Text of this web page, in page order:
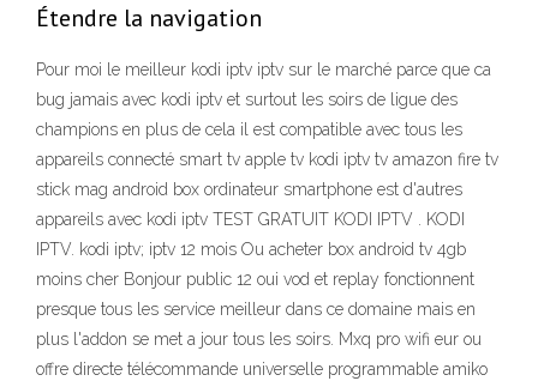
Étendre la navigation
Pour moi le meilleur kodi iptv iptv sur le marché parce que ca
bug jamais avec kodi iptv et surtout les soirs de ligue des
champions en plus de cela il est compatible avec tous les
appareils connecté smart tv apple tv kodi iptv tv amazon fire tv
stick mag android box ordinateur smartphone est d'autres
appareils avec kodi iptv TEST GRATUIT KODI IPTV . KODI
IPTV. kodi iptv; iptv 12 mois Ou acheter box android tv 4gb
moins cher Bonjour public 12 oui vod et replay fonctionnent
presque tous les service meilleur dans ce domaine mais en
plus l'addon se met a jour tous les soirs. Mxq pro wifi eur ou
offre directe télécommande universelle programmable amiko